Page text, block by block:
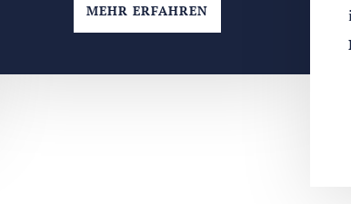
MEHR ERFAHREN